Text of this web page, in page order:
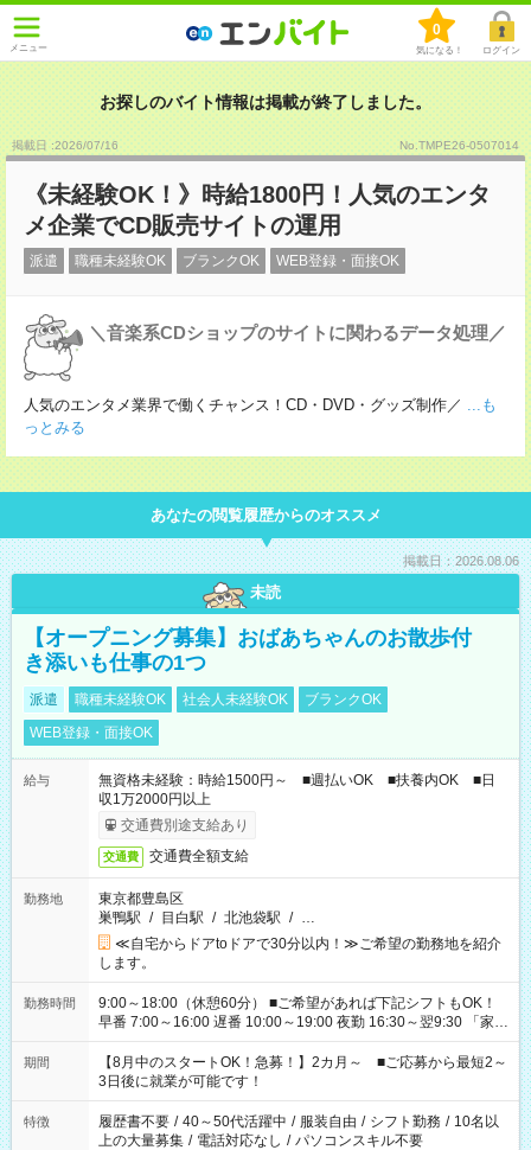
メニュー
0
気になる！ ログイン
お探しのバイト情報は掲載が終了しました。
掲載日 :2026/07/16 No.TMPE26-0507014
《未経験OK！》時給1800円！人気のエンタ
メ企業でCD販売サイトの運用
派遣 職種未経験OK ブランクOK WEB登録・面接OK
＼音楽系CDショップのサイトに関わるデータ処理／
人気のエンタメ業界で働くチャンス！CD・DVD・グッズ制作／ ...も
っとみる
あなたの閲覧履歴からのオススメ
掲載日：2026.08.06
未読
【オープニング募集】おばあちゃんのお散歩付
き添いも仕事の1つ
派遣 職種未経験OK 社会人未経験OK
ブランクOK
WEB登録・面接OK
給与
無資格未経験：時給1500円～ ■週払いOK ■扶養内OK ■日
収1万2000円以上
交通費別途支給あり
交通費 交通費全額支給
勤務地
東京都豊島区
巣鴨駅 / 目白駅 / 北池袋駅 / …
≪自宅からドアtoドアで30分以内！≫ご希望の勤務地を紹介
します。
勤務時間
9:00～18:00（休憩60分） ■ご希望があれば下記シフトもOK！
早番 7:00～16:00 遅番 10:00～19:00 夜勤 16:30～翌9:30 「家族
と休みを合わせたい」 「余裕を持って夕飯の準備がしたい」
「できれば残業はしたくない」 など、ご希望を教えてください
ね。 ※Wワーク希望の方へ 今ご覧のお仕事で希望する勤務時間
と、もう1つのお仕事の勤務時間。 合計で週40時間を超える場
合は応募できません。
期間
【8月中のスタートOK！急募！】2カ月～ ■ご応募から最短2～
3日後に就業が可能です！
特徴 履歴書不要 / 40～50代活躍中 / 服装自由 / シフト勤務 / 10名以
上の大量募集 / 電話対応なし / パソコンスキル不要